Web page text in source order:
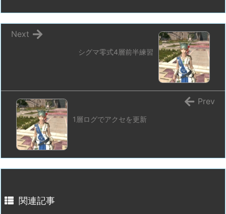
シグマ零式4層前半練習
Next
1層ログでアクセを更新
Prev
関連記事